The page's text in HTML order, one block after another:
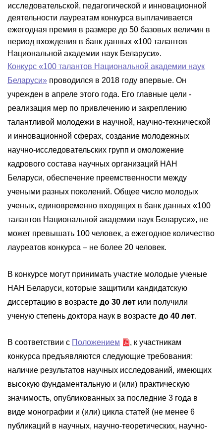
исследовательской, педагогической и инновационной
деятельности лауреатам конкурса выплачивается
ежегодная премия в размере до 50 базовых величин в
период вхождения в банк данных «100 талантов
Национальной академии наук Беларуси».
Конкурс «100 талантов Национальной академии наук
Беларуси» проводился в 2018 году впервые. Он
учрежден в апреле этого года. Его главные цели -
реализация мер по привлечению и закреплению
талантливой молодежи в научной, научно-технической
и инновационной сферах, создание молодежных
научно-исследовательских групп и омоложение
кадрового состава научных организаций НАН
Беларуси, обеспечение преемственности между
учеными разных поколений. Общее число молодых
ученых, единовременно входящих в банк данных «100
талантов Национальной академии наук Беларуси», не
может превышать 100 человек, а ежегодное количество
лауреатов конкурса – не более 20 человек.
В конкурсе могут принимать участие молодые ученые
НАН Беларуси, которые защитили кандидатскую
диссертацию в возрасте до 30 лет или получили
ученую степень доктора наук в возрасте до 40 лет.
В соответствии с Положением
, к участникам
конкурса предъявляются следующие требования:
наличие результатов научных исследований, имеющих
высокую фундаментальную и (или) практическую
значимость, опубликованных за последние 3 года в
виде монографии и (или) цикла статей (не менее 6
публикаций в научных, научно-теоретических, научно-